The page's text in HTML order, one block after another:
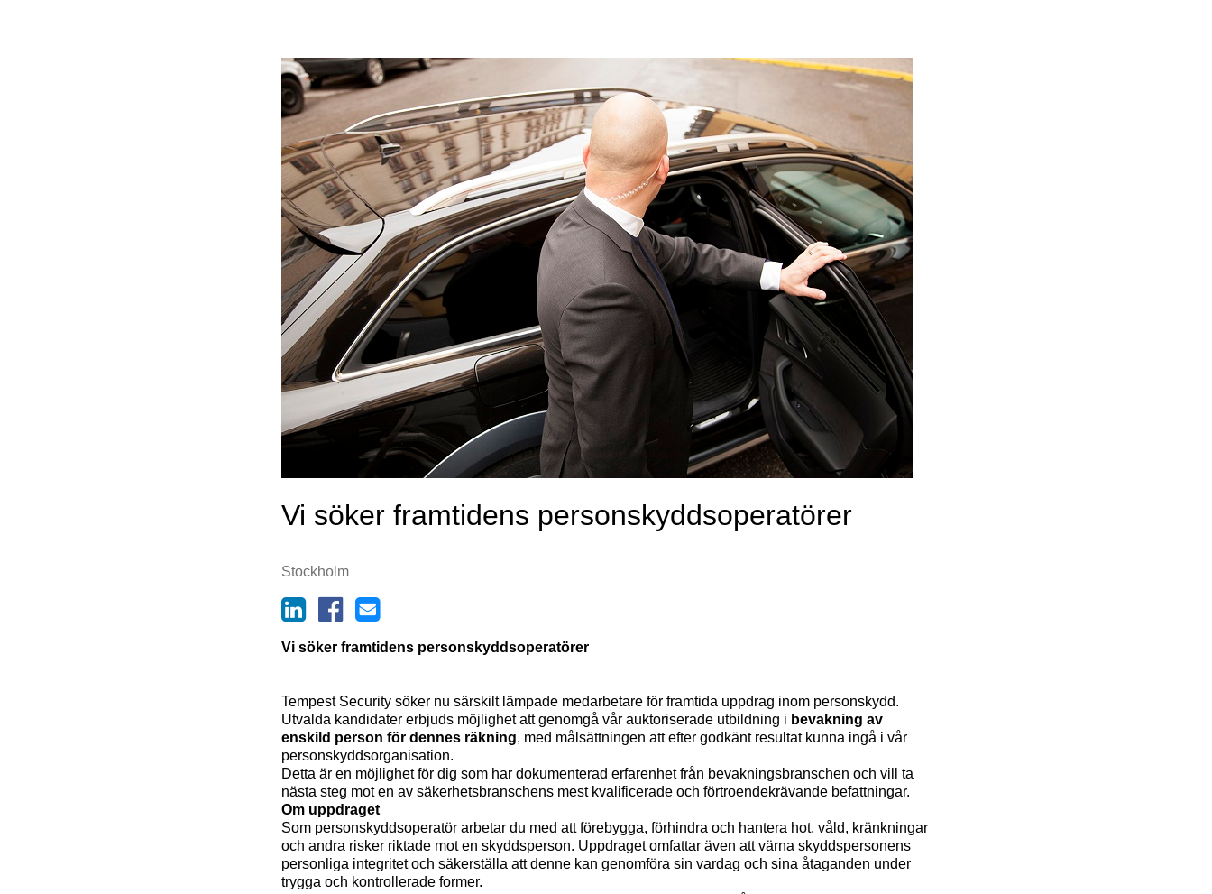
Vi söker framtidens personskyddsoperatörer
Stockholm
Vi söker framtidens personskyddsoperatörer
Tempest Security söker nu särskilt lämpade medarbetare för framtida uppdrag inom personskydd.
Utvalda kandidater erbjuds möjlighet att genomgå vår auktoriserade utbildning i bevakning av
enskild person för dennes räkning, med målsättningen att efter godkänt resultat kunna ingå i vår
personskyddsorganisation.
Detta är en möjlighet för dig som har dokumenterad erfarenhet från bevakningsbranschen och vill ta
nästa steg mot en av säkerhetsbranschens mest kvalificerade och förtroendekrävande befattningar.
Om uppdraget
Som personskyddsoperatör arbetar du med att förebygga, förhindra och hantera hot, våld, kränkningar
och andra risker riktade mot en skyddsperson. Uppdraget omfattar även att värna skyddspersonens
personliga integritet och säkerställa att denne kan genomföra sin vardag och sina åtaganden under
trygga och kontrollerade former.